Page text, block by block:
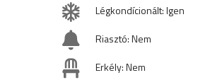
Légkondícionált: Igen
Riasztó: Nem
Erkély: Nem